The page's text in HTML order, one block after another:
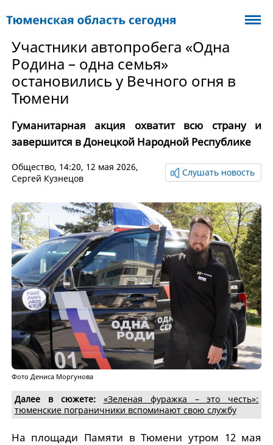
Участники автопробега «Одна
Родина – одна семья»
остановились у Вечного огня в
Тюмени
Гуманитарная акция охватит всю страну и
завершится в Донецкой Народной Республике
Общество, 14:20, 12 мая 2026,
Сергей Кузнецов
Слушать новость
Фото Дениса Моргунова
Далее в сюжете:
«Зеленая фуражка – это честь»:
тюменские пограничники вспоминают свою службу
На площади Памяти в Тюмени утром 12 мая